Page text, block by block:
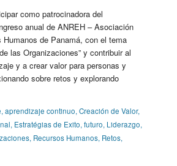
como patrocinadora del
anual de ANREH – Asociación
Humanos de Panamá, con el tema
las Organizaciones” y contribuir al
y a crear valor para personas y
sobre retos y explorando
,aprendizaje continuo,Creación de Valor,
, Estratégias de Exito,futuro, Liderazgo,
, Recursos Humanos, Retos,